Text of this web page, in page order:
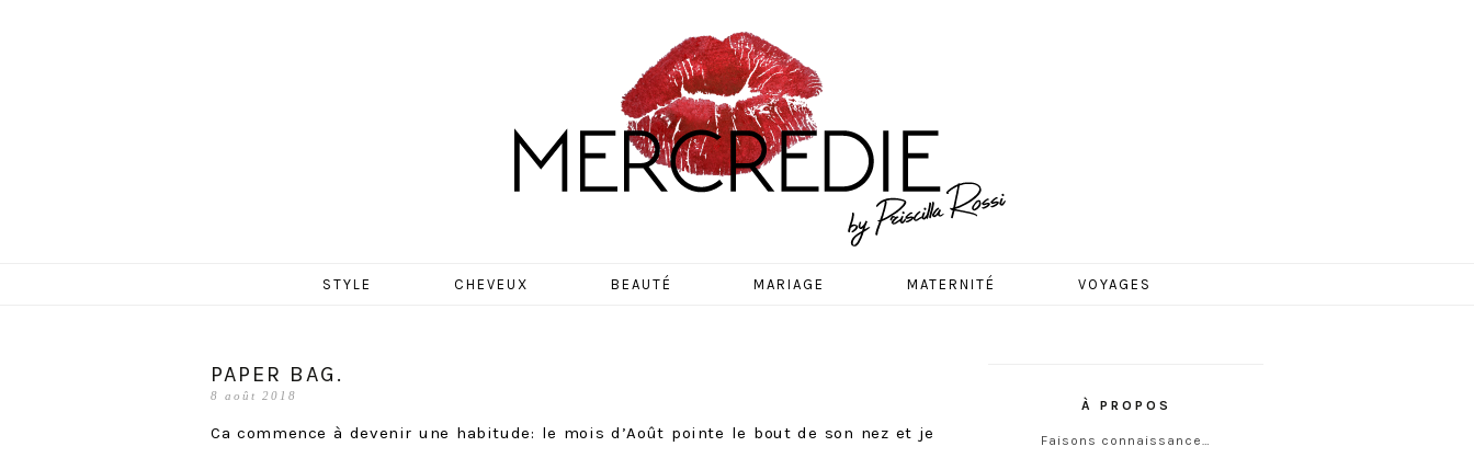
MERCREDIE
STYLE CHEVEUX BEAUTÉ MARIAGE MATERNITÉ VOYAGES
PAPER BAG.
8 août 2018
Ca commence à devenir une habitude: le mois d’Août pointe le bout de son nez et je
À PROPOS
Faisons connaissance…